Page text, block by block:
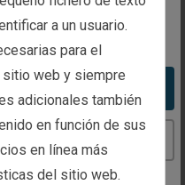
United States
States website
website
and complete your
will only be
allow us up to
(*) are required.
a un usuario.
para el
web y siempre
adicionales también
en función de sus
en línea más
del sitio web.